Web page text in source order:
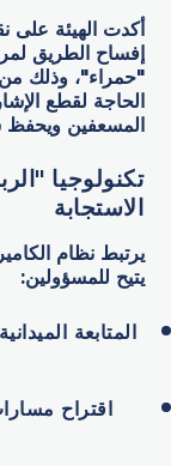
أكدت الهيئة على
إفساح الطريق
"حمراء"، وذلك
الحاجة لقطع
المسعفين ويحفظ
تكنولوجيا
الاستجابة
يرتبط نظام
يتيح للمسؤولين:
المتابعة
اقتراح